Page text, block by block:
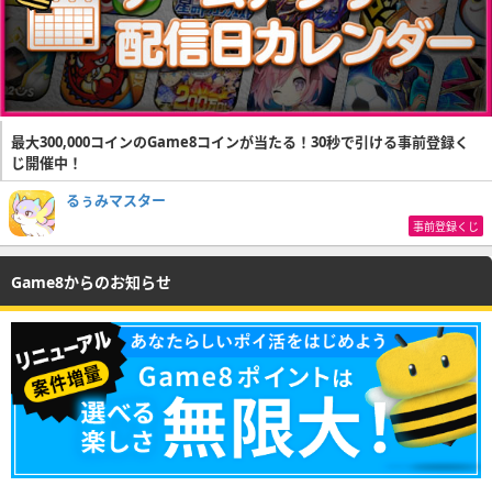
最大300,000コインのGame8コインが当たる！30秒で引ける事前登録く
じ開催中！
るぅみマスター
事前登録くじ
Game8からのお知らせ